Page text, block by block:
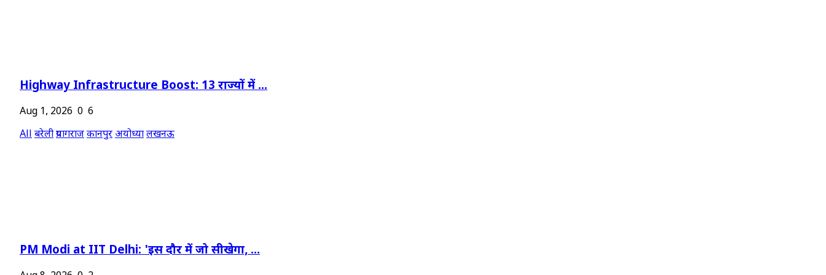
Highway Infrastructure Boost: 13 राज्यों में ...
Aug 1, 2026 0 6
Allबरेलीप्रयागराजकानपुरअयोध्यालखनऊ
PM Modi at IIT Delhi: 'इस दौर में जो सीखेगा, ...